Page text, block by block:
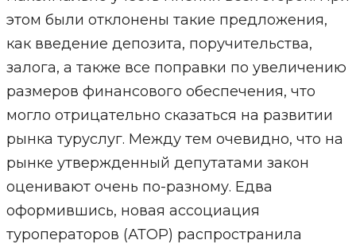
этом были отклонены такие предложения,
как введение депозита, поручительства,
залога, а также все поправки по увеличению
размеров финансового обеспечения, что
могло отрицательно сказаться на развитии
рынка туруслуг. Между тем очевидно, что на
рынке утвержденный депутатами закон
оценивают очень по-разному. Едва
оформившись, новая ассоциация
туроператоров (АТОР) распространила